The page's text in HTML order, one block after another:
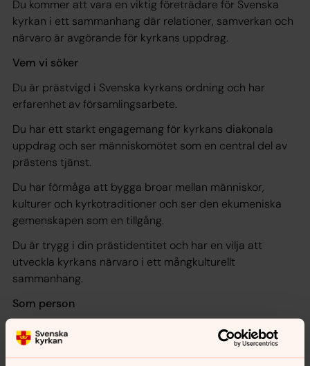
Du kommer att vara en viktig företrädare för Svenska
kyrkan i ett sammanhang där relationer, samverkan och
närvaro är avgörande för kyrkans uppdrag.
Vem vi söker
Du är prästvigd i Svenska kyrkans ordning och har
erfarenhet av församlingsarbete.
Du har ett starkt engagemang för kyrkans diakonala
uppdrag och ser människomötet som en central del av
prästens tjänst.
Du har förmåga att bygga broar mellan människor,
kulturer och kyrkotraditioner och ser den ekumeniska
gemenskapen som en tillgång.
Du är trygg i din prästidentitet och har en vilja att
utveckla kyrkans närvaro i ett mångkulturellt
sammanhang.
Som person
möter du människor med värme, respekt och
lyhördhet